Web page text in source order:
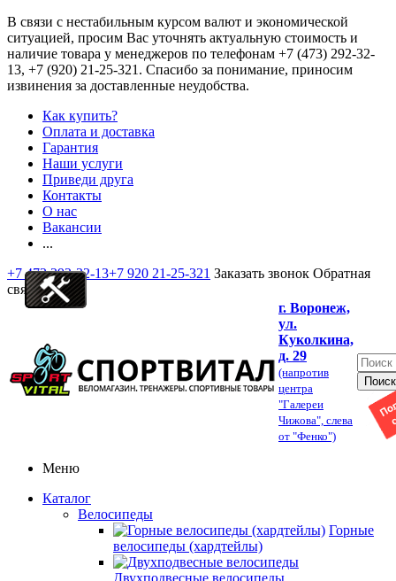
В связи с нестабильным курсом валют и экономической
ситуацией, просим Вас уточнять актуальную стоимость и
наличие товара у менеджеров по телефонам +7 (473) 292-32-
13, +7 (920) 21-25-321 . Спасибо за понимание, приносим
извинения за доставленные неудобства.
Как купить?
Оплата и доставка
Гарантия
Наши услуги
Приведи друга
Контакты
О нас
Вакансии
...
+7 473 292-32-13+7 920 21-25-321 Заказать звонок Обратная
связь
г. Воронеж,
ул.
Куколкина,
д. 29
(напротив
центра
"Галереи
Чижова", слева
от "Фенко")
Меню
Каталог
Велосипеды
Горные
велосипеды (хардтейлы)
Двухподвесные велосипеды